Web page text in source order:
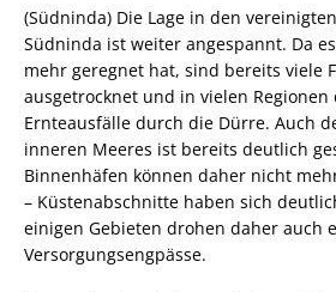
(Südninda) Die Lage in den
Südninda ist weiter angespannt. Da
mehr geregnet hat, sind bereits viele
ausgetrocknet und in vielen
Ernteausfälle durch die Dürre. Auch
inneren Meeres ist bereits deutlich
Binnenhäfen können daher nicht
– Küstenabschnitte haben sich
einigen Gebieten drohen daher auch
Versorgungsengpässe.